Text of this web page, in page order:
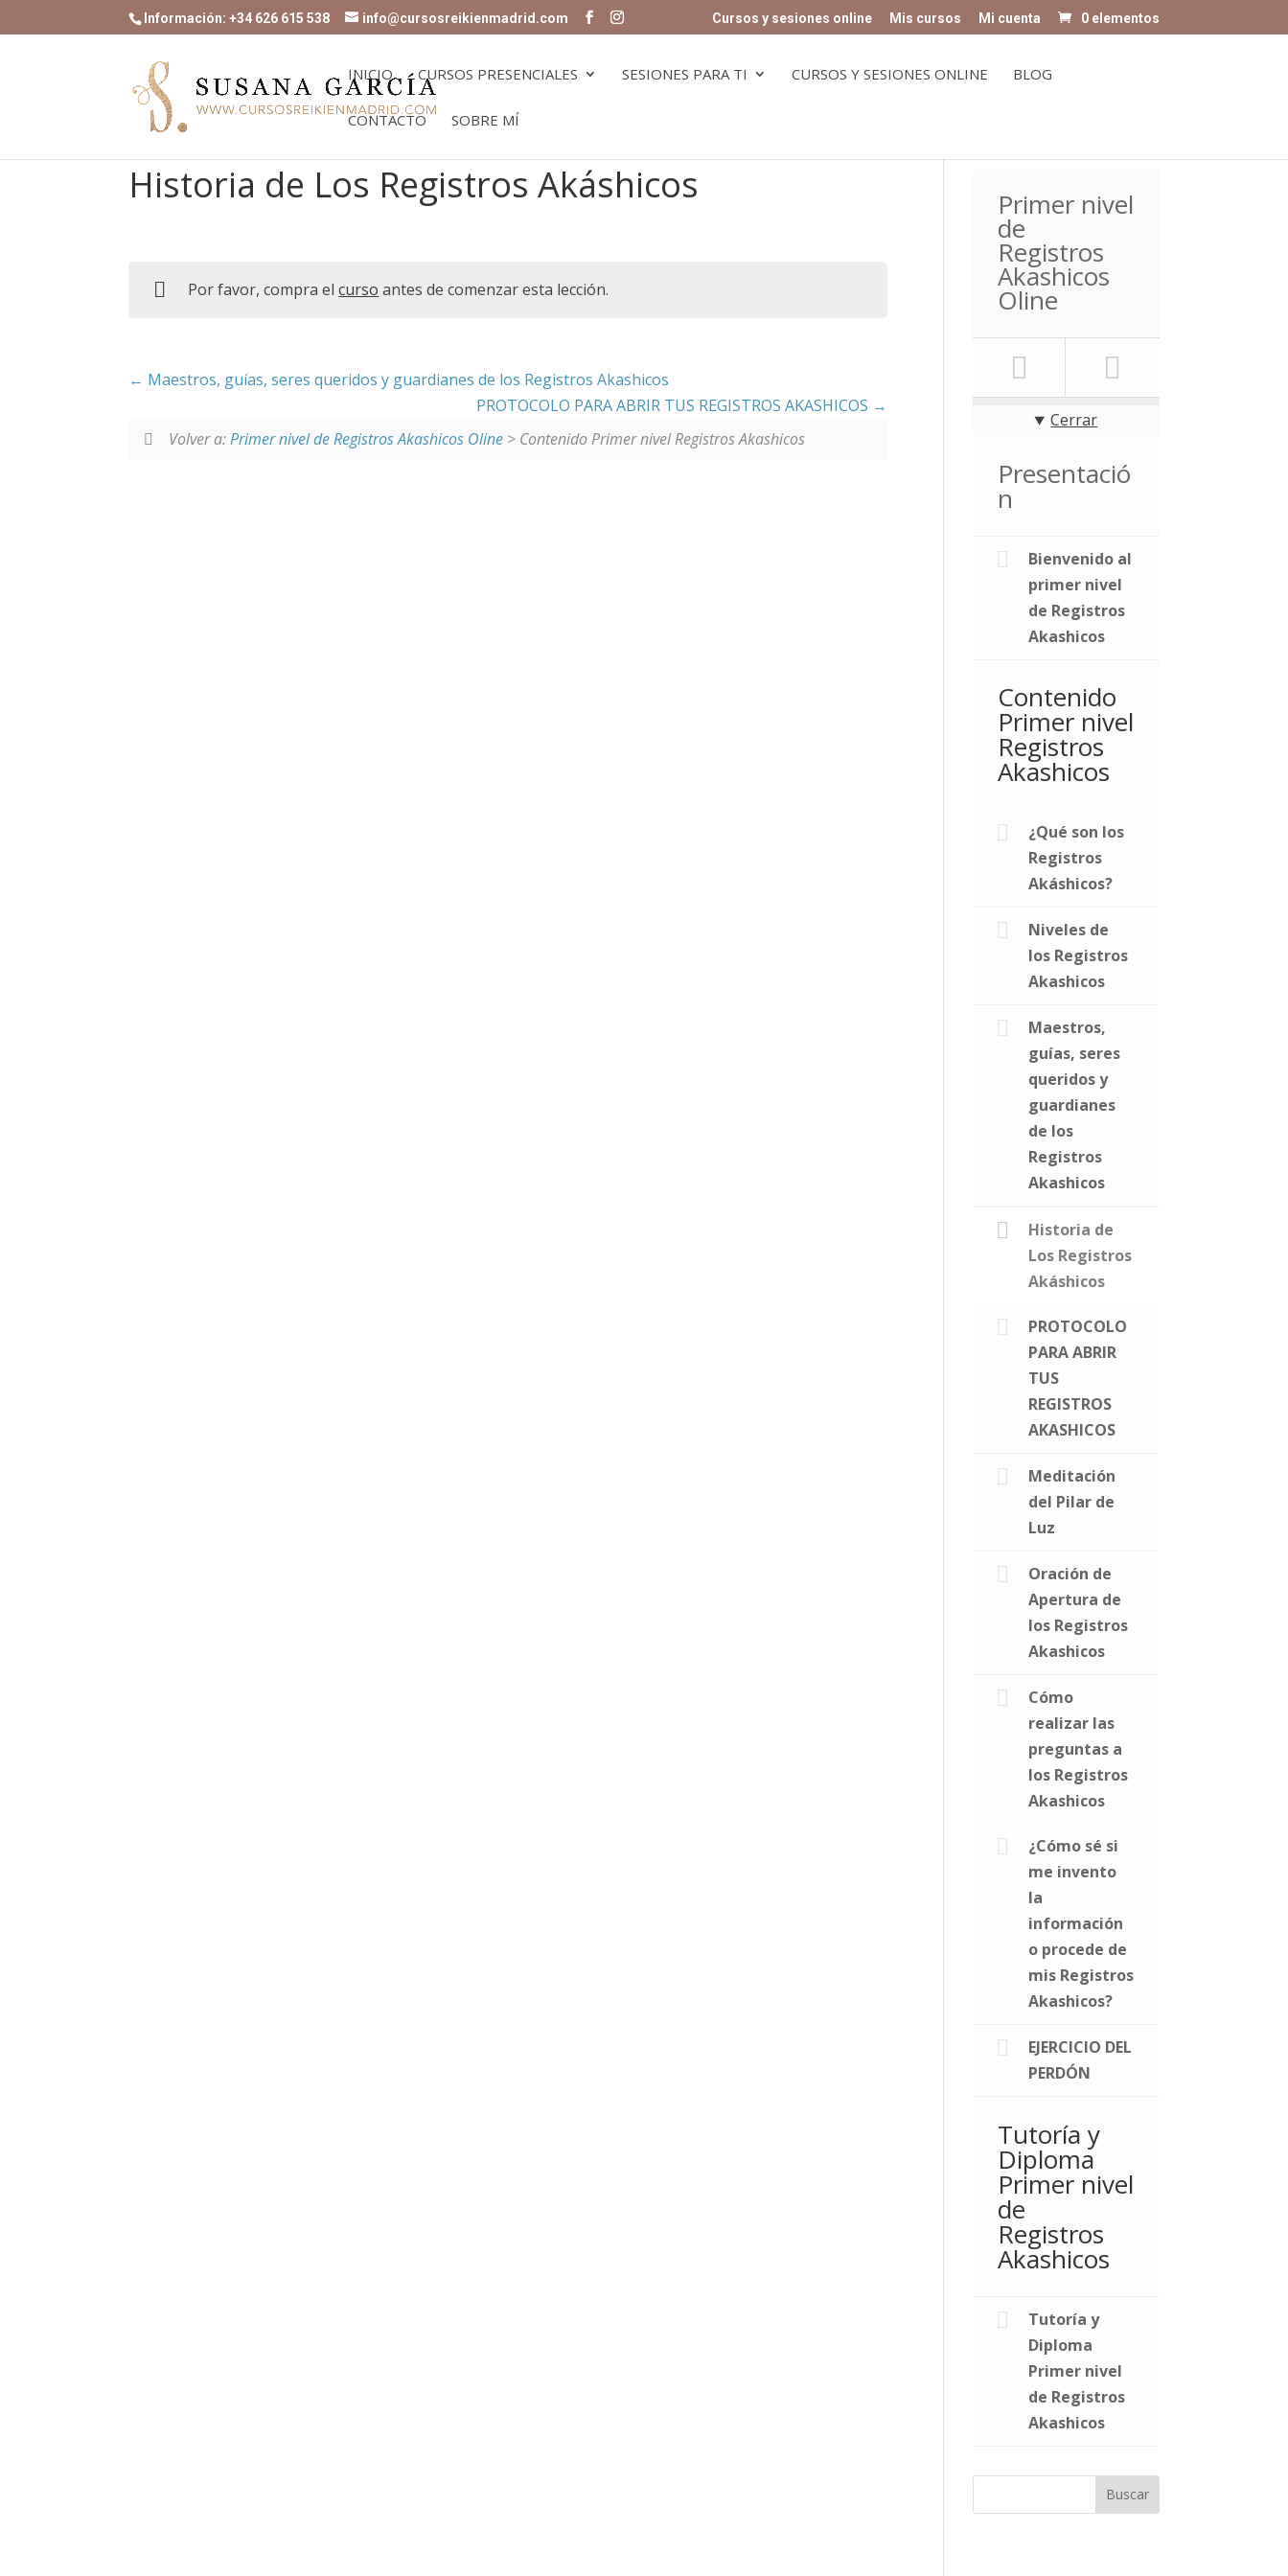
Información: +34 626 615 538 info@cursosreikienmadrid.com Cursos y sesiones online Mis cursos Mi cuenta 0 elementos
INICIO CURSOS PRESENCIALES SESIONES PARA TI CURSOS Y SESIONES ONLINE BLOG
CONTACTO SOBRE MÍ
Historia de Los Registros Akáshicos
Por favor, compra elcurso antes de comenzar esta lección.
Maestros, guías, seres queridos y guardianes de los Registros Akashicos
PROTOCOLO PARA ABRIR TUS REGISTROS AKASHICOS
Volver a:Primer nivel de Registros Akashicos Oline > Contenido Primer nivel Registros Akashicos
Primer nivel
de
Registros
Akashicos
Oline
Cerrar
Presentació
n
Bienvenido al
primer nivel
de Registros
Akashicos
Contenido
Primer nivel
Registros
Akashicos
¿Qué son los
Registros
Akáshicos?
Niveles de
los Registros
Akashicos
Maestros,
guías, seres
queridos y
guardianes
de los
Registros
Akashicos
Historia de
Los Registros
Akáshicos
PROTOCOLO
PARA ABRIR
TUS
REGISTROS
AKASHICOS
Meditación
del Pilar de
Luz
Oración de
Apertura de
los Registros
Akashicos
Cómo
realizar las
preguntas a
los Registros
Akashicos
¿Cómo sé si
me invento
la
información
o procede de
mis Registros
Akashicos?
EJERCICIO DEL
PERDÓN
Tutoría y
Diploma
Primer nivel
de
Registros
Akashicos
Tutoría y
Diploma
Primer nivel
de Registros
Akashicos